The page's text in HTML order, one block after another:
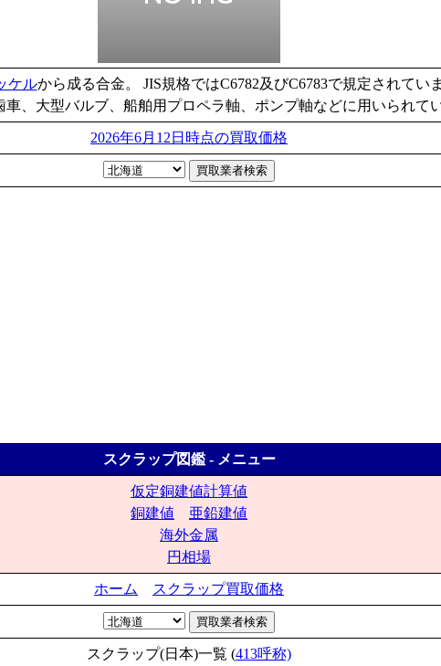
ケルから成る合金。 JIS規格ではC6782及びC6783で規定されてい
、大型バルブ、船舶用プロペラ軸、ポンプ軸などに用いられてい
2026年6月12日時点の買取価格
スクラップ図鑑 - メニュー
仮定銅建値計算値
銅建値
亜鉛建値
海外金属
円相場
ホーム スクラップ買取価格
スクラップ(日本)一覧 (413呼称)